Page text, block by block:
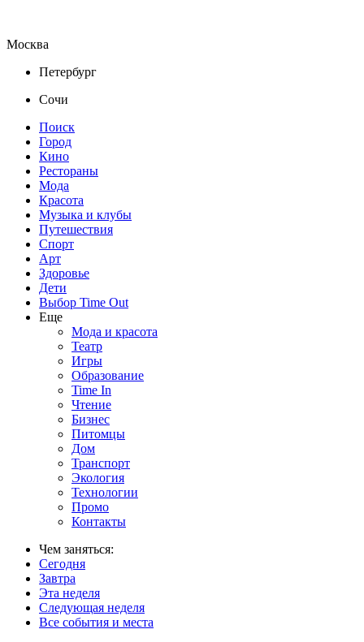
Москва
Петербург
Сочи
Поиск
Город
Кино
Рестораны
Мода
Красота
Музыка и клубы
Путешествия
Спорт
Арт
Здоровье
Дети
Выбор Time Out
Еще
Мода и красота
Театр
Игры
Образование
Time In
Чтение
Бизнес
Питомцы
Дом
Транспорт
Экология
Технологии
Промо
Контакты
Чем заняться:
Сегодня
Завтра
Эта неделя
Следующая неделя
Все события и места